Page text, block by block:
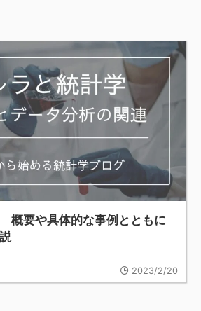
概要や具体的な事例とともに
2023/2/20